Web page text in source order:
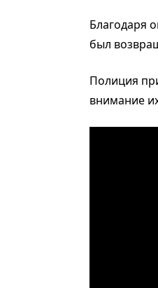
Благодаря
был
Полиция
внимание